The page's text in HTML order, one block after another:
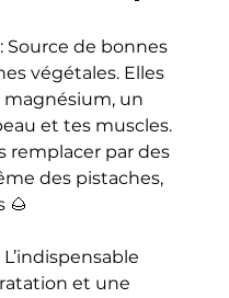
: Source de bonnes
végétales. Elles
magnésium, un
et tes muscles.
remplacer par des
des pistaches,
🌰
L’indispensable
et une